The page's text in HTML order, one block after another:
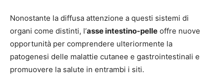
Nonostante la diffusa attenzione a questi sistemi di
organi come distinti, l’asse intestino-pelle offre nuove
opportunità per comprendere ulteriormente la
patogenesi delle malattie cutanee e gastrointestinali e
promuovere la salute in entrambi i siti.